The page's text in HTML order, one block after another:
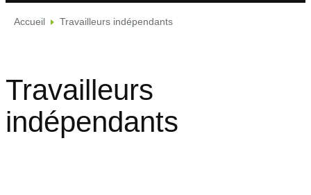
Accueil Travailleurs indépendants
Travailleurs
indépendants